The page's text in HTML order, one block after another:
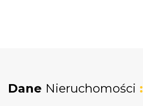
Dane Nieruchomości :